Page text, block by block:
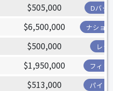
$505,000 Dバッ
$6,500,000 ナショ
$500,000 レッ
$1,950,000 フィリ
$513,000 パイレ